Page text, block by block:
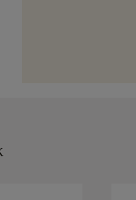
Bizonyos nagy
készült